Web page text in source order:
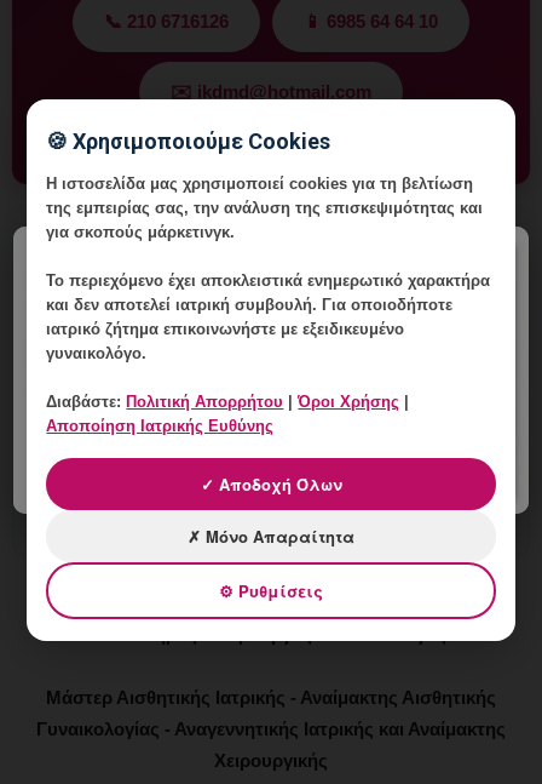
📞 210 6716126 📱 6985 64 64 10
✉️ ikdmd@hotmail.com
Σχετικά με τον Συγγραφέα
Δρ. Ιωάννης Κ. Δημητρακόπουλος
Μαιευτήρας – Χειρουργός – Γυναικολόγος
Λεωφ. Δημητρίου Γούναρη 196, Γλυφάδα, Τ.Κ. 166 74
ikdmd@hotmail.com
Ιωάννης Κ. Δημητρακόπουλος
Μάστερ Αισθητικής Ιατρικής - Αναίμακτης Αισθητικής
Γυναικολογίας - Αναγεννητικής Ιατρικής και Αναίμακτης
Χειρουργικής
🍪 Χρησιμοποιούμε Cookies
Η ιστοσελίδα μας χρησιμοποιεί cookies για τη βελτίωση
της εμπειρίας σας, την ανάλυση της επισκεψιμότητας και
για σκοπούς μάρκετινγκ.
Το περιεχόμενο έχειαποκλειστικά ενημερωτικό χαρακτήρα
και δεν αποτελεί ιατρική συμβουλή. Για οποιοδήποτε
ιατρικό ζήτημα επικοινωνήστε με εξειδικευμένο
γυναικολόγο.
Διαβάστε: Πολιτική Απορρήτου |Όροι Χρήσης
Αποποίηση Ιατρικής Ευθύνης
✓ Αποδοχή Όλων
✗ Μόνο Απαραίτητα
⚙ Ρυθμίσεις